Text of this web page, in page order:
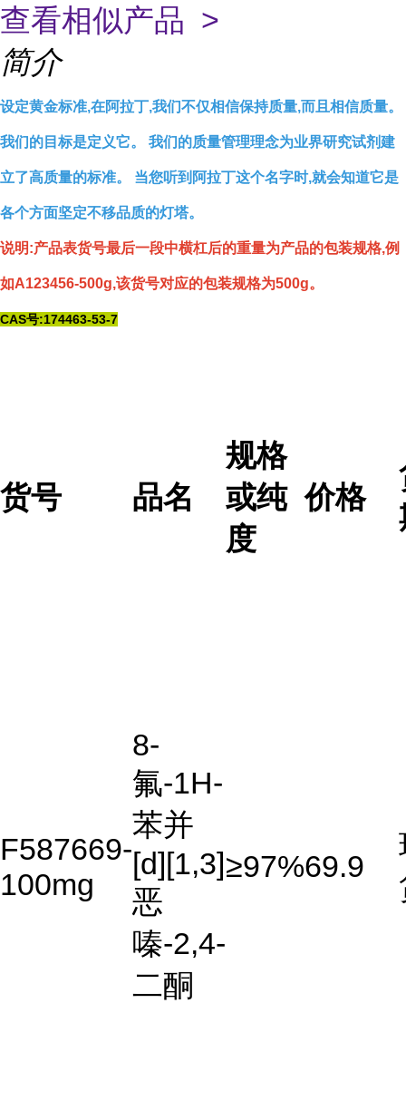
查看相似产品 >
简介
设定黄金标准,在阿拉丁,我们不仅相信保持质量,而且相信质量。
我们的目标是定义它。 我们的质量管理理念为业界研究试剂建
立了高质量的标准。 当您听到阿拉丁这个名字时,就会知道它是
各个方面坚定不移品质的灯塔。
说明:产品表货号最后一段中横杠后的重量为产品的包装规格,例
如A123456-500g,该货号对应的包装规格为500g。
CAS号:174463-53-7
货号 品名
规格
或纯
度
价格
F587669-
100mg
8-
氟-1H-
苯并
[d][1,3]
恶
嗪-2,4-
二酮
≥97%69.9